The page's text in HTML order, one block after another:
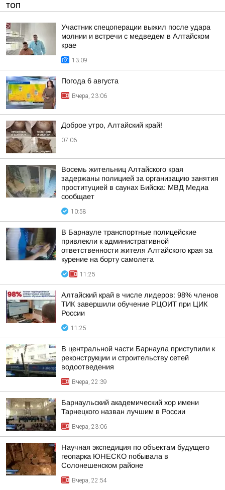
ТОП
Участник спецоперации выжил после удара
молнии и встречи с медведем в Алтайском
крае
13:09
Погода 6 августа
Вчера, 23:06
Доброе утро, Алтайский край!
07:06
Восемь жительниц Алтайского края
задержаны полицией за организацию занятия
проституцией в саунах Бийска: МВД Медиа
сообщает
10:58
В Барнауле транспортные полицейские
привлекли к административной
ответственности жителя Алтайского края за
курение на борту самолета
11:25
Алтайский край в числе лидеров: 98% членов
ТИК завершили обучение РЦОИТ при ЦИК
России
11:25
В центральной части Барнаула приступили к
реконструкции и строительству сетей
водоотведения
Вчера, 22:39
Барнаульский академический хор имени
Тарнецкого назван лучшим в России
Вчера, 23:06
Научная экспедиция по объектам будущего
геопарка ЮНЕСКО побывала в
Солонешенском районе
Вчера, 22:54